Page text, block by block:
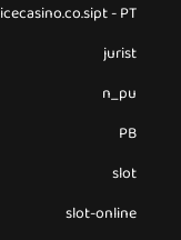
icecasino.co.sipt - PT
jurist
n_pu
PB
slot
slot-online